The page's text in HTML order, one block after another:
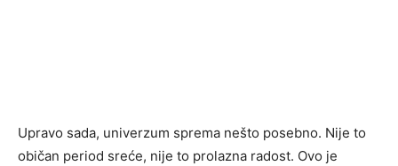
Upravo sada, univerzum sprema nešto posebno. Nije to
običan period sreće, nije to prolazna radost. Ovo je